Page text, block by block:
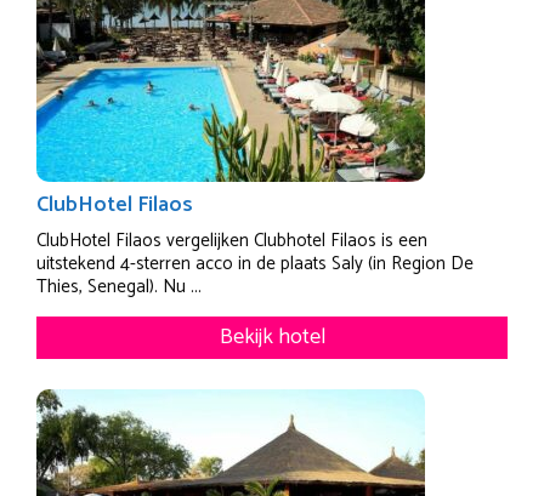
ClubHotel Filaos
ClubHotel Filaos vergelijken Clubhotel Filaos is een
uitstekend 4-sterren acco in de plaats Saly (in Region De
Thies, Senegal). Nu ...
Bekijk hotel